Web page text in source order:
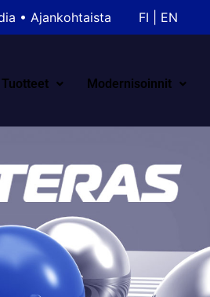
• Ajankohtaista FI EN
Tuotteet Modernisoinnit